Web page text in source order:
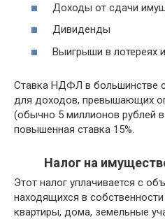
Доходы от сдачи
Дивиденды
Выигрыши в лотереях
Ставка НДФЛ в большинстве
для доходов, превышающих
(обычно 5 миллионов рублей в
повышенная ставка 15%.
Налог на
Этот налог уплачивается с
находящихся в
квартиры, дома, земельные